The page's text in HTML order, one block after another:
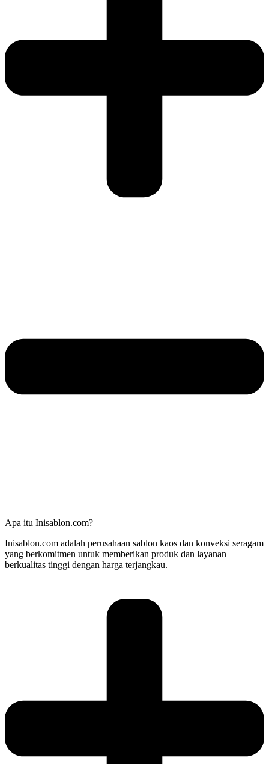
Apa itu Inisablon.com?
Inisablon.com adalah perusahaan sablon kaos dan konveksi seragam
yang berkomitmen untuk memberikan produk dan layanan
berkualitas tinggi dengan harga terjangkau.